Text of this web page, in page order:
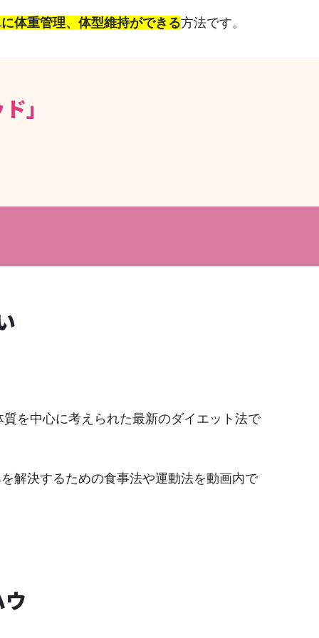
体重管理、体型維持ができる方法です。
」
を中心に考えられた最新のダイエット法で
解決するための食事法や運動法を動画内で